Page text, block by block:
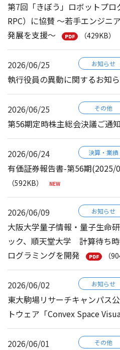
第7回「きぼう」ロボットプ
RPC）に協賛 ～若手エンジニ
発展を支援～
（429KB）
2026/06/25 お知らせ
執行役員の異動に関するお知
2026/06/25 その他
第56期定時株主総会決議ご通知
2026/06/24 決算・業績
有価証券報告書-第56期
（592KB）
2026/06/09 お知らせ
大阪大学量子情報・量子生命
ック、順天堂大学 計算待ち
ログラミングを開発
（
2026/06/02 お知らせ
東大駒場リサーチキャンパス
トウェア「Convex Space
2026/06/01 その他